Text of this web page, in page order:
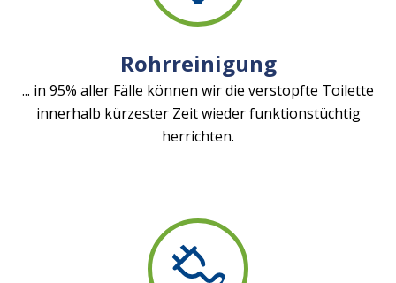
Rohrreinigung
... in 95% aller Fälle können wir die verstopfte Toilette
innerhalb kürzester Zeit wieder funktionstüchtig
herrichten.